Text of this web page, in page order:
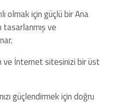
olmak için güçlü bir Ana
tasarlanmış ve
ve İnternet sitesinizi bir üst
güçlendirmek için doğru